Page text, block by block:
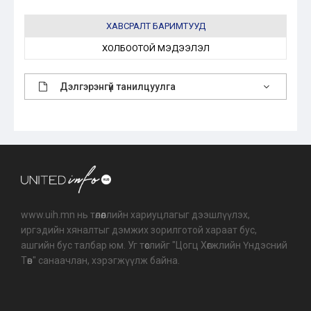
ХАВСРАЛТ БАРИМТУУД
ХОЛБООТОЙ МЭДЭЭЛЭЛ
Дэлгэрэнгүй танилцуулга
www.uih.mn нь төлөөллийн хариуцлагыг дээшлүүлэх,
иргэдийн хяналтыг дэмжих зорилготой хараат бус,
ашгийн бус талбар юм. Уг төслийг "Цогц Хөгжлийн Үндэсний
Төв" санаачлан, хэрэгжүүлж байна.